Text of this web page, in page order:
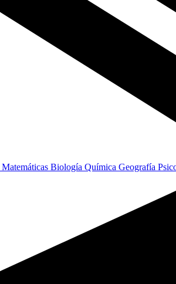
Matemáticas Biología Química Geografía